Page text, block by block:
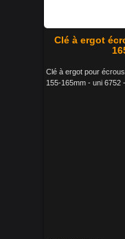
Clé à ergot
Clé à ergot pour
155-165mm - uni 6752